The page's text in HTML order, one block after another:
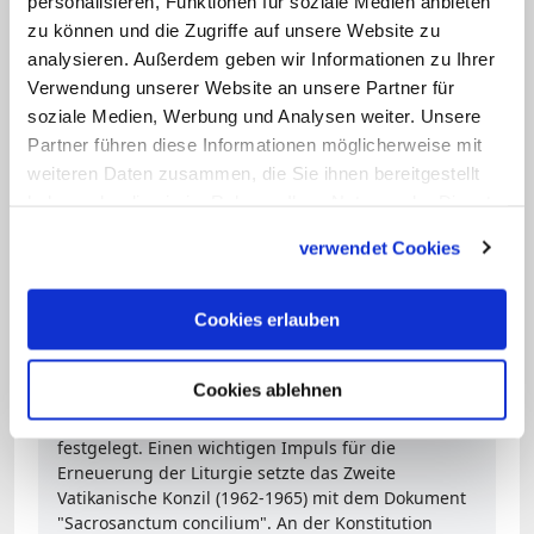
zu können und die Zugriffe auf unsere Website zu
analysieren. Außerdem geben wir Informationen zu Ihrer
Verwendung unserer Website an unsere Partner für
soziale Medien, Werbung und Analysen weiter. Unsere
Partner führen diese Informationen möglicherweise mit
weiteren Daten zusammen, die Sie ihnen bereitgestellt
verwendet Cookies
Cookies erlauben
Cookies ablehnen
zwischen dem 7. und 13. Januar. Die
Kirche feiert dann die "Taufe des Herrn",
mit der Jesus öffentliches Auftreten
beginnt. Während bis dahin die
liturgische Farbe festliches Weiß ist,
ziehen Geistliche tags darauf in Grün in
gottesdienstlicher Ordnungen, Texte, Handlungen
und Zeichen. Sie wird grundsätzlich vom Papst
festgelegt. Einen wichtigen Impuls für die
Erneuerung der Liturgie setzte das Zweite
Vatikanische Konzil (1962-1965) mit dem Dokument
"Sacrosanctum concilium". An der Konstitution